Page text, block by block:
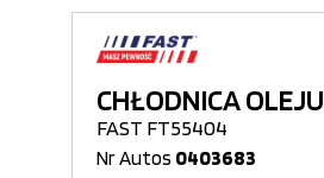
CHŁODNICA OLEJU
FAST FT55404
Nr Autos 0403683